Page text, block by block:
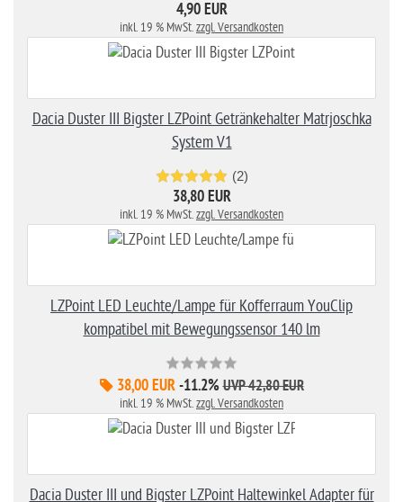
4,90 EUR
inkl. 19 % MwSt.zzgl. Versandkosten
Dacia Duster III Bigster LZPoint Getränkehalter Matrjoschka
System V1
(2)
38,80 EUR
inkl. 19 % MwSt.zzgl. Versandkosten
LZPoint LED Leuchte/Lampe für Kofferraum YouClip
kompatibel mit Bewegungssensor 140 lm
38,00 EUR -11.2% UVP 42,80 EUR
inkl. 19 % MwSt.zzgl. Versandkosten
Dacia Duster III und Bigster LZPoint Haltewinkel Adapter für